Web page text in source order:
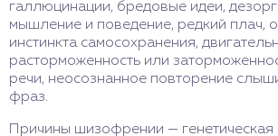
галлюцинации, бредовые идеи,
мышление и поведение, редкий плач,
инстинкта самосохранения,
расторможенность или
речи, неосознанное повторение
фраз.
Причины шизофрении — генетическая